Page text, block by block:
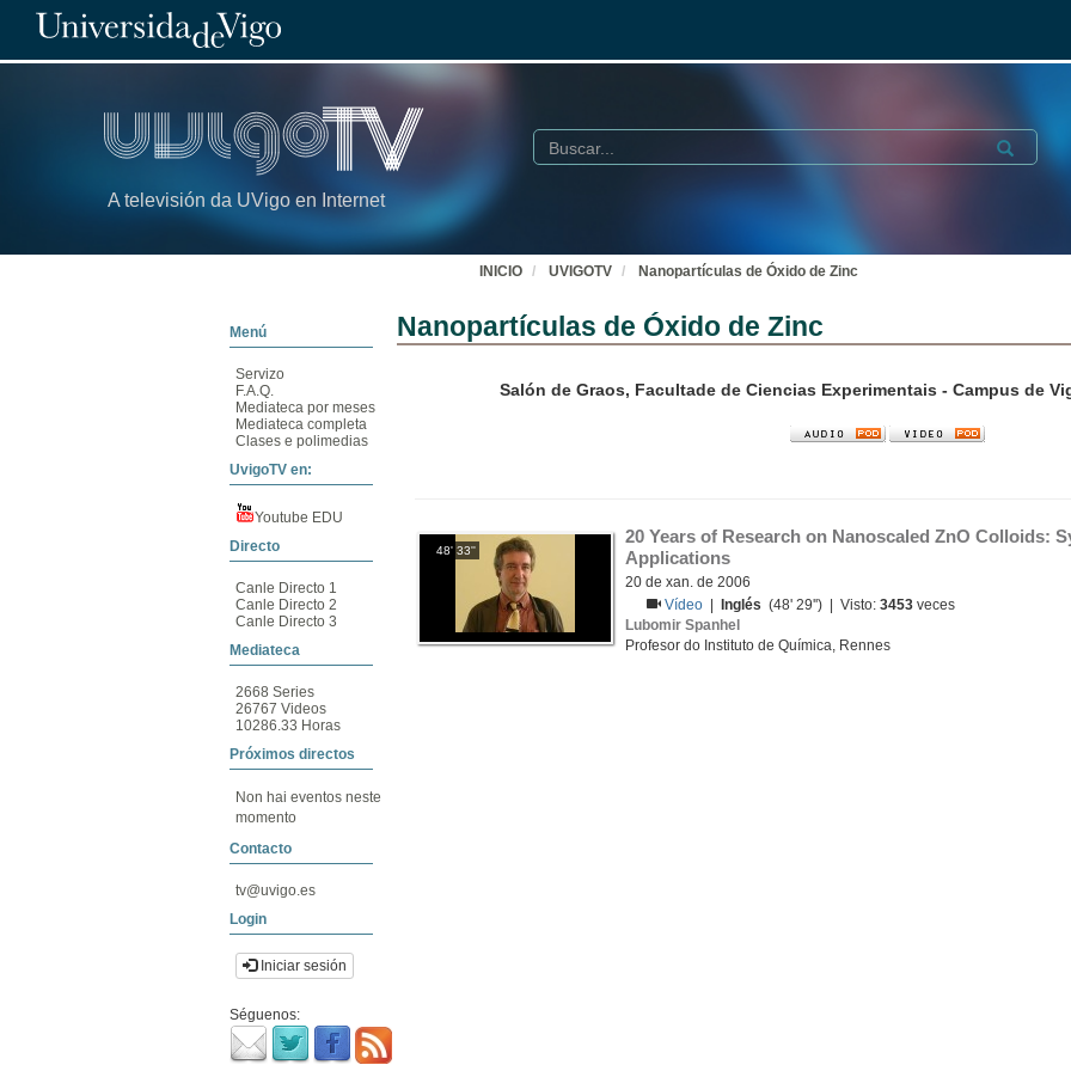
A televisión da UVigo en Internet
Buscar Submit
INICIO UVIGOTV Nanopartículas de Óxido de Zinc
Menú
Servizo
F.A.Q.
Mediateca por meses
Mediateca completa
Clases e polimedias
UvigoTV en:
Youtube EDU
Directo
Canle Directo 1
Canle Directo 2
Canle Directo 3
Mediateca
2668 Series
26767 Videos
10286.33 Horas
Próximos directos
Non hai eventos neste
momento
Contacto
tv@uvigo.es
Login
Iniciar sesión
Séguenos:
Nanopartículas de Óxido de Zinc
Salón de Graos, Facultade de Ciencias Experimentais - Campus de
48' 33''
20 Years of Research on Nanoscaled ZnO Colloids:
Applications
20 de xan. de 2006
Vídeo
Inglés (48' 29'') | Visto:3453 veces
Lubomir Spanhel
Profesor do Instituto de Química, Rennes